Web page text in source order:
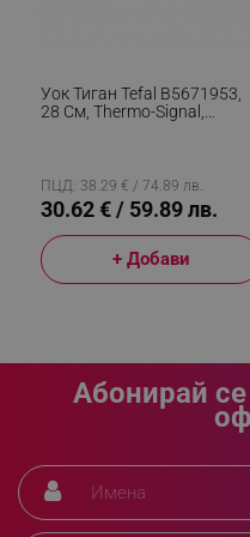
Уок Тиган Tefal B5671953,
28 См, Thermo-Signal,
ПЦД: 38.29 € / 74.89 лв.
30.62 € / 59.89 лв.
+ Добави
Абонирай
rlv_h_profile
rlv_h_cart
rlv_impersonate_p
rlv_hashes
rlv_rpid
rlv_rpos
rlv_odid
_twoAttr